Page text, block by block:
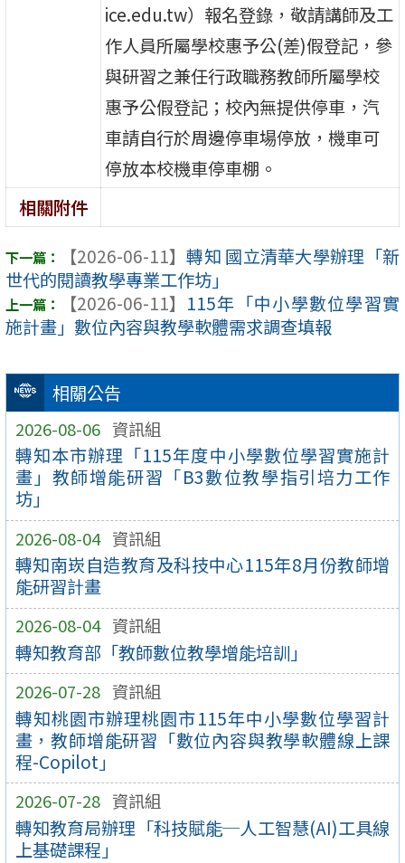
相關公告
2026-08-06 資訊組
轉知本市辦理「115年度中小學數位學習實施計
畫」教師增能研習「B3數位教學指引培力工作
坊」
2026-08-04 資訊組
轉知南崁自造教育及科技中心115年8月份教師增
能研習計畫
2026-08-04 資訊組
轉知教育部「教師數位教學增能培訓」
2026-07-28 資訊組
轉知桃園市辦理桃園市115年中小學數位學習計
畫，教師增能研習「數位內容與教學軟體線上課
程-Copilot」
2026-07-28 資訊組
轉知教育局辦理「科技賦能─人工智慧(AI)工具線
上基礎課程」
ice.edu.tw）報名登錄，敬請講師及工
作人員所屬學校惠予公(差)假登記，參
與研習之兼任行政職務教師所屬學校
惠予公假登記；校內無提供停車，汽
車請自行於周邊停車場停放，機車可
停放本校機車停車棚。
相關附件
【2026-06-11】 轉知 國立清華大學辦理「新
世代的閱讀教學專業工作坊」
【2026-06-11】 115年「中小學數位學習實
施計畫」數位內容與教學軟體需求調查填報